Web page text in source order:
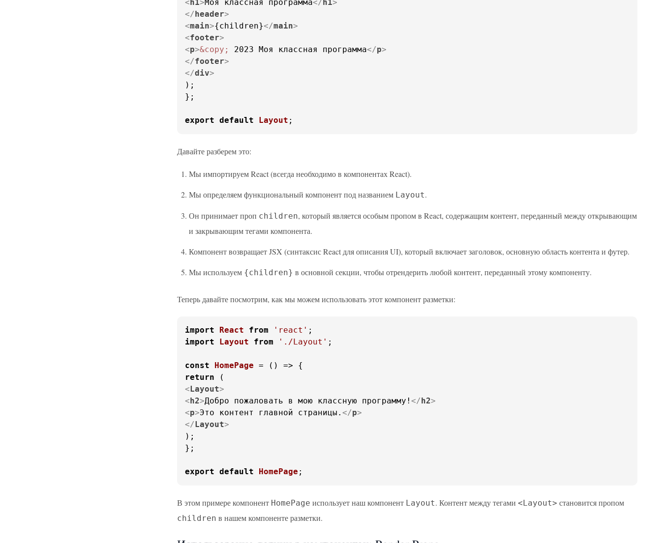
<h1>Моя классная программа</h1>
</header>
<main>{children}</main>
<footer>
<p>&copy; 2023 Моя классная программа</p>
</footer>
</div>
);
};
export default Layout ;
Давайте разберем это:
Мы импортируем React (всегда необходимо в компонентах React).
Мы определяем функциональный компонент под названием Layout.
Он принимает проп children, который является особым пропом в React, содержащим контент, переданный между открывающим
и закрывающим тегами компонента.
Компонент возвращает JSX (синтаксис React для описания UI), который включает заголовок, основную область контента и футер.
Мы используем {children} в основной секции, чтобы отрендерить любой контент, переданный этому компоненту.
Теперь давайте посмотрим, как мы можем использовать этот компонент разметки:
import React from 'react'
import
Layout from './Layout' ;
const HomePage = (
return
<Layout>
<h2>Добро пожаловать в мою классную программу! </h2>
<p>Это контент главной страницы. </p>
</Layout>
);
};
export default HomePage ;
В этом примере компонент HomePage использует наш компонент Layout. Контент между тегами <Layout> становится пропом
children в нашем компоненте разметки.